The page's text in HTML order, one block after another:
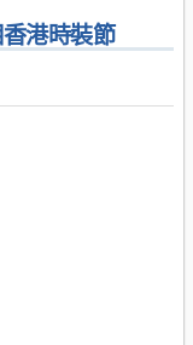
港時裝節